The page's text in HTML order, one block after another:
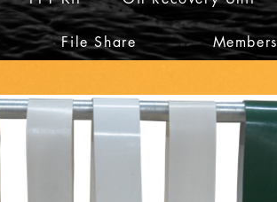
File Share Members